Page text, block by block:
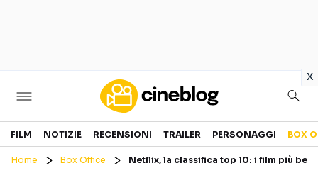
x
Cinema
FILM NOTIZIE RECENSIONI TRAILER PERSONAGGI BOX
Home Box Office Netflix, la classifica top 10: i film più